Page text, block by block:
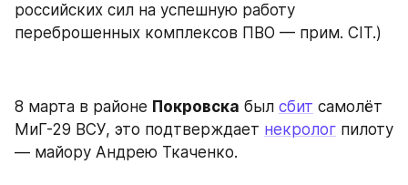
российских сил на успешную работу
переброшенных комплексов ПВО — прим. CIT.)
8 марта в районе Покровска был сбит самолёт
МиГ-29 ВСУ, это подтверждает некролог пилоту
— майору Андрею Ткаченко.